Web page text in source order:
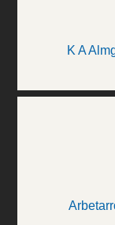
K A